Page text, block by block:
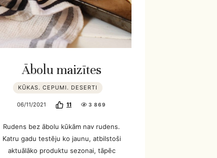
Ābolu maizītes
KŪKAS. CEPUMI. DESERTI
06/11/2021 11 3 869
Rudens bez ābolu kūkām nav rudens.
Katru gadu testēju ko jaunu, atbilstoši
aktuālāko produktu sezonai, tāpēc